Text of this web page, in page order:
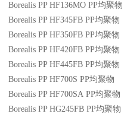
Borealis PP HF136MO PP均聚物
Borealis PP HF345FB PP均聚物
Borealis PP HF350FB PP均聚物
Borealis PP HF420FB PP均聚物
Borealis PP HF445FB PP均聚物
Borealis PP HF700S PP均聚物
Borealis PP HF700SA PP均聚物
Borealis PP HG245FB PP均聚物